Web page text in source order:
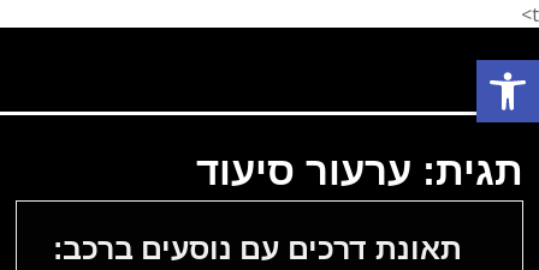
t>
תגית: ערעור סיעוד
תאונת דרכים עם נוסעים ברכב:
פתח סרגל נגישות
פתח סרגל נגישות